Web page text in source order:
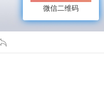
微信二维码